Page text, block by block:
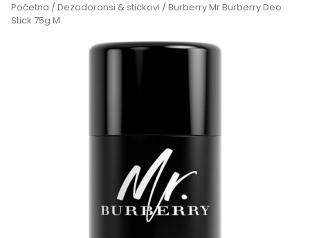
Početna /Dezodoransi & stickovi / Burberry Mr.Burberry Deo
Stick 75g M